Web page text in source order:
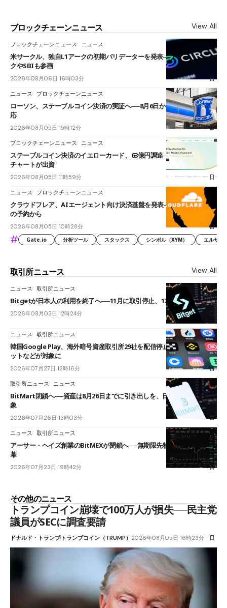
ブロックチェーンニュース View All
ブロックチェーンニュース ニュース
米サークル、独自L1アークの初期バリデーターを発表――ブラックロッ
クやSBIも参画
2026年08月06日 16時03分
ニュース ブロックチェーンニュース
ローソン、ステーブルコイン決済の実証へ──8月6日からJPYCやUSDC対
応
2026年08月05日 15時12分
ブロックチェーンニュース ニュース
ステーブルコイン決済のイエローカード、63億円調達──ソニーやスタン
チャートが出資
2026年08月05日 11時59分
ニュース ブロックチェーンニュース
クラウドフレア、AIエージェント向け決済基盤を発表──まずハンドル名
の予約から
2026年08月05日 10時28分
# Gate.io 分析ツール スタックス シンボル（XYM） エルサル
取引所ニュース View All
ニュース 取引所ニュース
Bitgetが日本人の利用を終了へ──11月に取引停止、12月末に強制決済
2026年08月03日 12時24分
ニュース 取引所ニュース
韓国Google Play、海外暗号資産取引所29社を配信停止──OKXやバイビ
ットなどが対象に
2026年07月27日 12時16分
取引所ニュース ニュース
BitMart閉鎖へ──資産は8月26日までに引き出しを、日本人利用者も対
象
2026年07月26日 13時03分
ニュース 取引所ニュース
アーサー・ヘイズ創業のBitMEXが閉鎖へ──無期限先物を生んだ11年に
幕
2026年07月23日 19時42分
その他のニュース
トランプコイン崩壊で100万人が損失──民主党
議員がSECに調査要請
ドナルド・トランプトランプコイン（TRUMP） 2026年08月05日 16時23分